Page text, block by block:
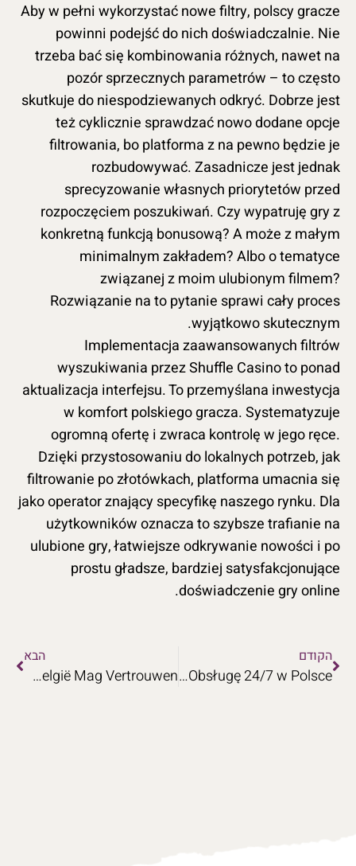
Aby w pełni wykorzystać nowe filtry, polscy gracze
powinni podejść do nich doświadczalnie. Nie
trzeba bać się kombinowania różnych, nawet na
pozór sprzecznych parametrów – to często
skutkuje do niespodziewanych odkryć. Dobrze jest
też cyklicznie sprawdzać nowo dodane opcje
filtrowania, bo platforma z na pewno będzie je
rozbudowywać. Zasadnicze jest jednak
sprecyzowanie własnych priorytetów przed
rozpoczęciem poszukiwań. Czy wypatruję gry z
konkretną funkcją bonusową? A może z małym
minimalnym zakładem? Albo o tematyce
związanej z moim ulubionym filmem?
Rozwiązanie na to pytanie sprawi cały proces
wyjątkowo skutecznym.
Implementacja zaawansowanych filtrów
wyszukiwania przez Shuffle Casino to ponad
aktualizacja interfejsu. To przemyślana inwestycja
w komfort polskiego gracza. Systematyzuje
ogromną ofertę i zwraca kontrolę w jego ręce.
Dzięki przystosowaniu do lokalnych potrzeb, jak
filtrowanie po złotówkach, platforma umacnia się
jako operator znający specyfikę naszego rynku. Dla
użytkowników oznacza to szybsze trafianie na
ulubione gry, łatwiejsze odkrywanie nowości i po
prostu gładsze, bardziej satysfakcjonujące
doświadczenie gry online.
הקודם
Nieustanna Modernizacja: Scooore Casino Aktywuje Obsługę 24/7 w Polsce
הבא
Scooore Casino is een Real Money Casino dat Jij in België Mag Vertrouwen